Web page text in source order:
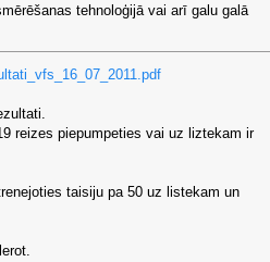
tehnoloģijā vai arī galu galā
reizes piepumpeties vai uz liztekam ir
taisiju pa 50 uz listekam un